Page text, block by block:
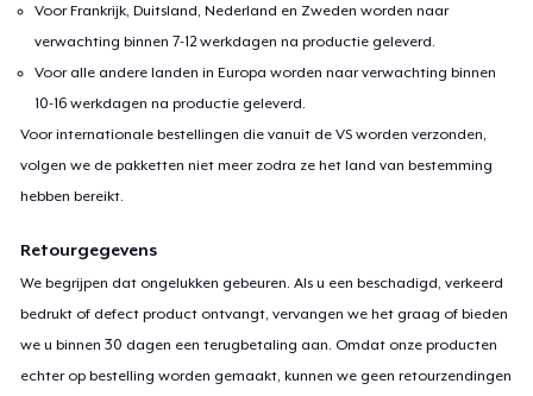
Voor Frankrijk, Duitsland, Nederland en Zweden worden naar
verwachting binnen 7-12 werkdagen na productie geleverd.
Voor alle andere landen in Europa worden naar verwachting binnen
10-16 werkdagen na productie geleverd.
Voor internationale bestellingen die vanuit de VS worden verzonden,
volgen we de pakketten niet meer zodra ze het land van bestemming
hebben bereikt.
Retourgegevens
We begrijpen dat ongelukken gebeuren. Als u een beschadigd, verkeerd
bedrukt of defect product ontvangt, vervangen we het graag of bieden
we u binnen 30 dagen een terugbetaling aan. Omdat onze producten
echter op bestelling worden gemaakt, kunnen we geen retourzendingen